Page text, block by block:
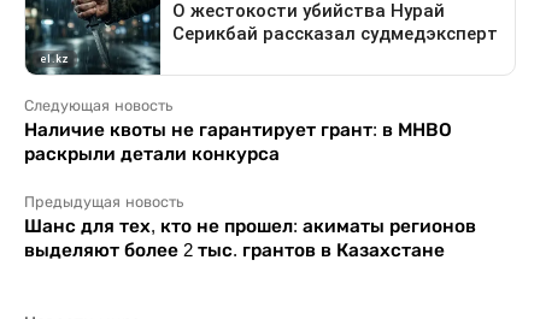
Следующая новость
Наличие квоты не гарантирует грант: в МНВО
раскрыли детали конкурса
Предыдущая новость
Шанс для тех, кто не прошел: акиматы регионов
выделяют более 2 тыс. грантов в Казахстане